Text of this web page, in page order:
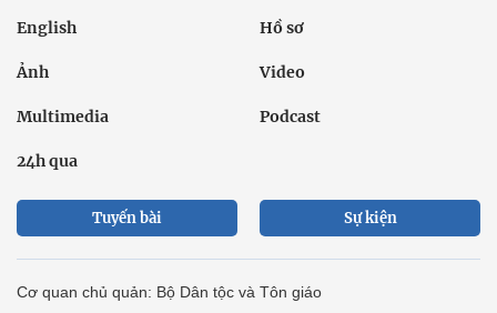
English Hồ sơ
Ảnh Video
Multimedia Podcast
24h qua
Tuyến bài Sự kiện
Cơ quan chủ quản: Bộ Dân tộc và Tôn giáo